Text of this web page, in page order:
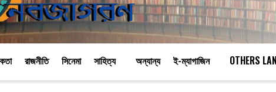
রাজনীতি সিনেমা সাহিত্য অন্যান্য ই-ম্যাগাজিন OTHERS